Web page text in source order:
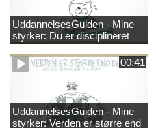
UddannelsesGuiden - Mine
styrker: Du er disciplineret
00:41
UddannelsesGuiden - Mine
styrker: Verden er større end